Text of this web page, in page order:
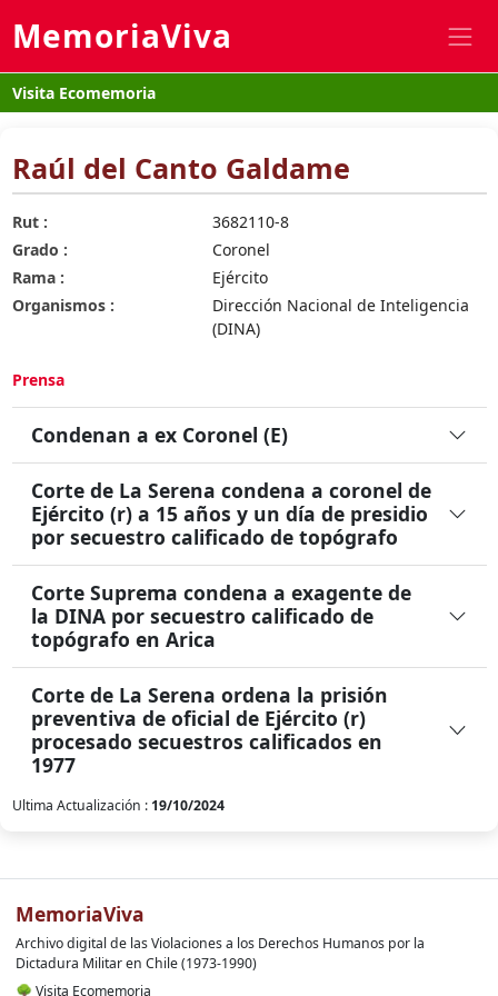
MemoriaViva
Visita Ecomemoria
Raúl del Canto Galdame
Rut :
3682110-8
Grado :
Coronel
Rama :
Ejército
Organismos :
Dirección Nacional de Inteligencia
(DINA)
Prensa
Condenan a ex Coronel (E)
Corte de La Serena condena a coronel de
Ejército (r) a 15 años y un día de presidio
por secuestro calificado de topógrafo
Corte Suprema condena a exagente de
la DINA por secuestro calificado de
topógrafo en Arica
Corte de La Serena ordena la prisión
preventiva de oficial de Ejército (r)
procesado secuestros calificados en
1977
Ultima Actualización : 19/10/2024
MemoriaViva
Archivo digital de las Violaciones a los Derechos Humanos por la
Dictadura Militar en Chile (1973-1990)
🌳 Visita Ecomemoria